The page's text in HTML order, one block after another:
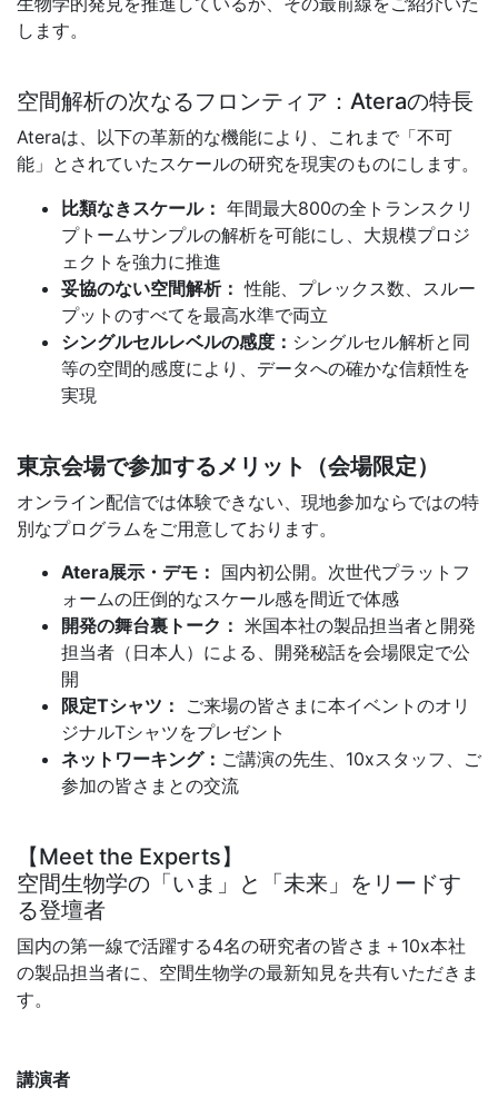
します。
空間解析の次なるフロンティア：Ateraの特長
Ateraは、以下の革新的な機能により、これまで「不可
能」とされていたスケールの研究を現実のものにします。
比類なきスケール： 年間最大800の全トランスクリ
プトームサンプルの解析を可能にし、大規模プロジ
ェクトを強力に推進
妥協のない空間解析： 性能、プレックス数、スルー
プットのすべてを最高水準で両立
シングルセルレベルの感度： シングルセル解析と同
等の空間的感度により、データへの確かな信頼性を
実現
東京会場で参加するメリット（会場限定）
オンライン配信では体験できない、現地参加ならではの特
別なプログラムをご用意しております。
Atera展示・デモ： 国内初公開。次世代プラットフ
ォームの圧倒的なスケール感を間近で体感
開発の舞台裏トーク： 米国本社の製品担当者と開発
担当者（日本人）による、開発秘話を会場限定で公
開
限定Tシャツ：
ご来場の皆さまに本イベントのオリ
ジナルTシャツをプレゼント
ネットワーキング： ご講演の先生、10xスタッフ、ご
参加の皆さまとの交流
【Meet the Experts】
空間生物学の「いま」と「未来」をリードす
る登壇者
国内の第一線で活躍する4名の研究者の皆さま＋10x本社
の製品担当者に、空間生物学の最新知見を共有いただきま
す。
講演者